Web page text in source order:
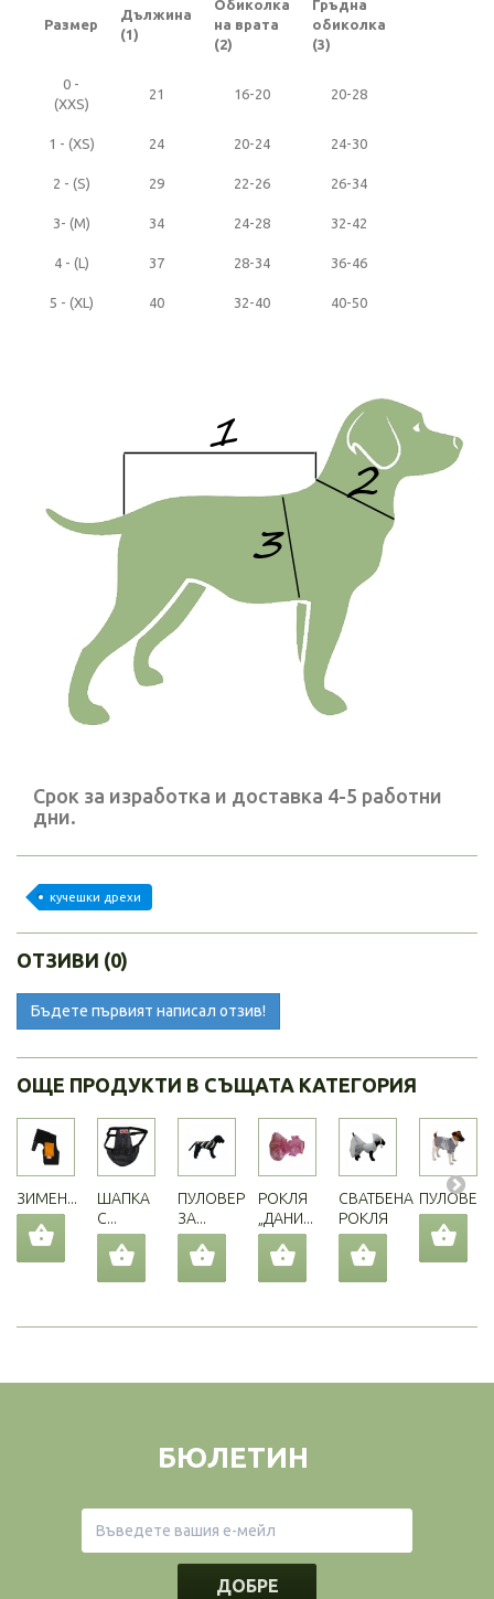
Размер
Дължина
(1)
Обиколка
на врата
(2)
Гръдна
обиколка
(3)
0 -
(XXS)
21 16-20 20-28
1 - (XS) 24 20-24 24-30
2 - (S) 29 22-26 26-34
3- (M) 34 24-28 32-42
4 - (L) 37 28-34 36-46
5 - (XL) 40 32-40 40-50
Срок за изработка и доставка 4-5 работни
дни.
кучешки дрехи
ОТЗИВИ (0)
Бъдете първият написал отзив!
ОЩЕ ПРОДУКТИ В СЪЩАТА КАТЕГОРИЯ
ЗИМЕН...
ШАПКА
С...
ПУЛОВЕР
ЗА...
РОКЛЯ
„ДАНИ...
СВАТБЕНА
РОКЛЯ
БЮЛЕТИН
ДОБРЕ